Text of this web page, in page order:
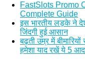
FastSlots Promo
Complete Guide
इस भारतीय लड़के ने
जिंदगी हुई आसान
बढ़ती उम्र में
हमेशा याद रखें ये 5